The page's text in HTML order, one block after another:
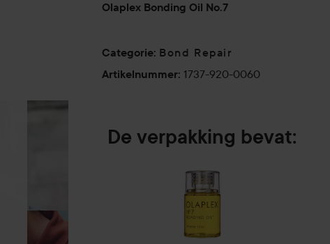
Olaplex Bonding Oil No.7
Categorie: Bond Repair
Artikelnummer: 1737-920-0060
De verpakking bevat: